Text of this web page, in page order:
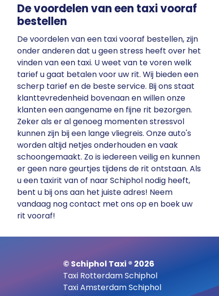
De voordelen van een taxi vooraf
bestellen
De voordelen van een taxi vooraf bestellen, zijn
onder anderen dat u geen stress heeft over het
vinden van een taxi. U weet van te voren welk
tarief u gaat betalen voor uw rit. Wij bieden een
scherp tarief en de beste service. Bij ons staat
klanttevredenheid bovenaan en willen onze
klanten een aangename en fijne rit bezorgen.
Zeker als er al genoeg momenten stressvol
kunnen zijn bij een lange vliegreis. Onze auto's
worden altijd netjes onderhouden en vaak
schoongemaakt. Zo is iedereen veilig en kunnen
er geen nare geurtjes tijdens de rit ontstaan. Als
u een taxirit van of naar Schiphol nodig heeft,
bent u bij ons aan het juiste adres! Neem
vandaag nog contact met ons op en boek uw
rit vooraf!
© Schiphol Taxi ® 2026
Taxi Rotterdam Schiphol
Taxi Amsterdam Schiphol